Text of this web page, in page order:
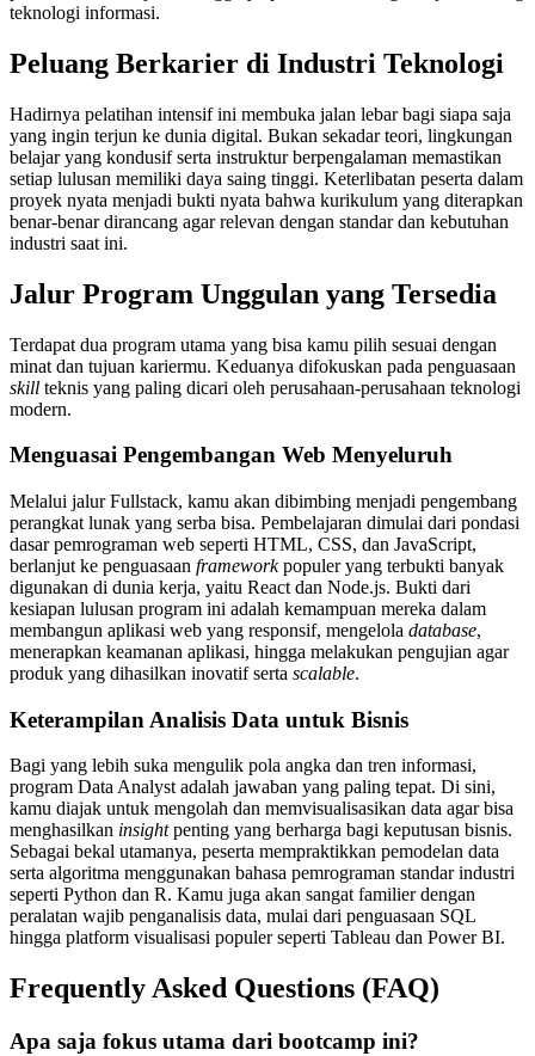
teknologi informasi.
Peluang Berkarier di Industri Teknologi
Hadirnya pelatihan intensif ini membuka jalan lebar bagi siapa saja
yang ingin terjun ke dunia digital. Bukan sekadar teori, lingkungan
belajar yang kondusif serta instruktur berpengalaman memastikan
setiap lulusan memiliki daya saing tinggi. Keterlibatan peserta dalam
proyek nyata menjadi bukti nyata bahwa kurikulum yang diterapkan
benar-benar dirancang agar relevan dengan standar dan kebutuhan
industri saat ini.
Jalur Program Unggulan yang Tersedia
Terdapat dua program utama yang bisa kamu pilih sesuai dengan
minat dan tujuan kariermu. Keduanya difokuskan pada penguasaan
skill teknis yang paling dicari oleh perusahaan-perusahaan teknologi
modern.
Menguasai Pengembangan Web Menyeluruh
Melalui jalur Fullstack, kamu akan dibimbing menjadi pengembang
perangkat lunak yang serba bisa. Pembelajaran dimulai dari pondasi
dasar pemrograman web seperti HTML, CSS, dan JavaScript,
berlanjut ke penguasaan frameworkpopuler yang terbukti banyak
digunakan di dunia kerja, yaitu React dan Node.js. Bukti dari
kesiapan lulusan program ini adalah kemampuan mereka dalam
membangun aplikasi web yang responsif, mengelola database,
menerapkan keamanan aplikasi, hingga melakukan pengujian agar
produk yang dihasilkan inovatif serta scalable.
Keterampilan Analisis Data untuk Bisnis
Bagi yang lebih suka mengulik pola angka dan tren informasi,
program Data Analyst adalah jawaban yang paling tepat. Di sini,
kamu diajak untuk mengolah dan memvisualisasikan data agar bisa
menghasilkan insightpenting yang berharga bagi keputusan bisnis.
Sebagai bekal utamanya, peserta mempraktikkan pemodelan data
serta algoritma menggunakan bahasa pemrograman standar industri
seperti Python dan R. Kamu juga akan sangat familier dengan
peralatan wajib penganalisis data, mulai dari penguasaan SQL
hingga platform visualisasi populer seperti Tableau dan Power BI.
Frequently Asked Questions (FAQ)
Apa saja fokus utama dari bootcamp ini?